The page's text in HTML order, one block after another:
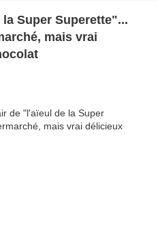
Super Superette"...
mais vrai